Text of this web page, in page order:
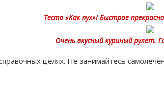
Тесто «Как пух»! Быстрое
Очень вкусный куриный рулет.
целях. Не занимайтесь